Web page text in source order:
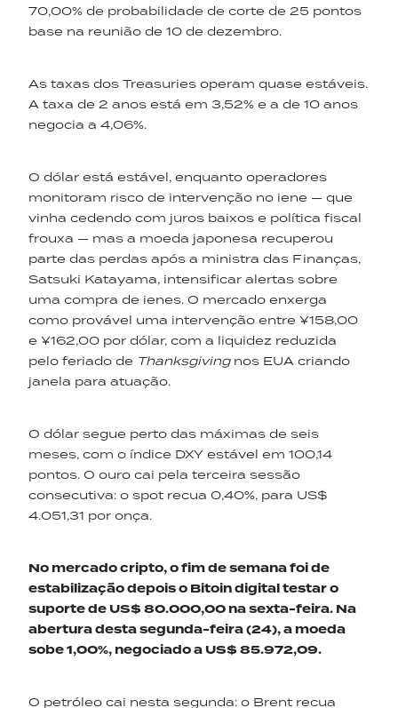
70,00% de probabilidade de corte de 25 pontos
base na reunião de 10 de dezembro.
As taxas dos Treasuries operam quase estáveis.
A taxa de 2 anos está em 3,52% e a de 10 anos
negocia a 4,06%.
O dólar está estável, enquanto operadores
monitoram risco de intervenção no iene — que
vinha cedendo com juros baixos e política fiscal
frouxa — mas a moeda japonesa recuperou
parte das perdas após a ministra das Finanças,
Satsuki Katayama, intensificar alertas sobre
uma compra de ienes. O mercado enxerga
como provável uma intervenção entre ¥158,00
e ¥162,00 por dólar, com a liquidez reduzida
pelo feriado de Thanksgivingnos EUA criando
janela para atuação.
O dólar segue perto das máximas de seis
meses, com o índice DXY estável em 100,14
pontos. O ouro cai pela terceira sessão
consecutiva: o spot recua 0,40%, para US$
4.051,31 por onça.
No mercado cripto, o fim de semana foi de
estabilização depoiso Bitoindigitaltestar o
suporte de US$ 80.000,00 nasexta-feira. Na
aberturadesta segunda-feira (24),a moeda
sobe 1,00%, negociado a US$ 85.972,09.
O petróleo cai nesta segunda: o Brent recua